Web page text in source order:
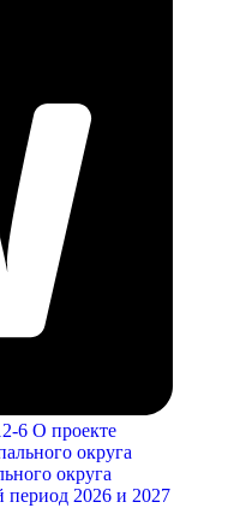
6 О проекте
округа
округа
период 2026 и 2027